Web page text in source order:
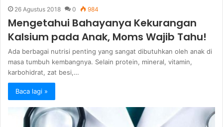
26 Agustus 2018 0 984
Mengetahui Bahayanya Kekurangan
Kalsium pada Anak, Moms Wajib Tahu!
Ada berbagai nutrisi penting yang sangat dibutuhkan oleh anak di
masa tumbuh kembangnya. Selain protein, mineral, vitamin,
karbohidrat, zat besi,…
Baca lagi »